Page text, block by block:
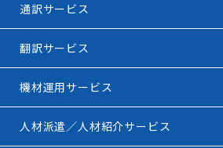
通訳サービス
翻訳サービス
機材運用サービス
人材派遣／人材紹介サービス